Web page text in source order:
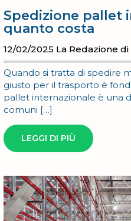
Spedizione pallet
quanto costa
12/02/2025 La Redazione
Quando si tratta di spedire
giusto per il trasporto è
pallet internazionale è una
comuni […]
LEGGI DI PIÙ